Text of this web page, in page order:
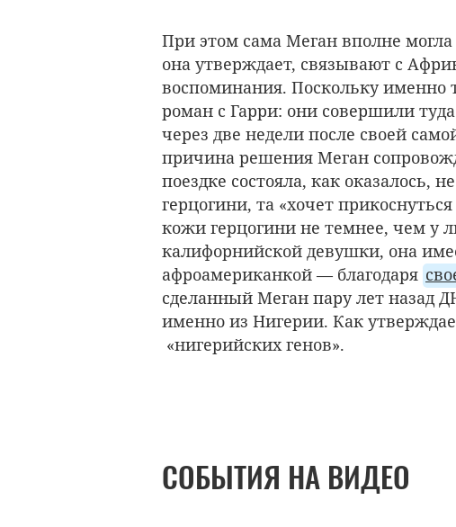
При этом сама Меган вполне
она утверждает, связывают с
воспоминания. Поскольку именно
роман с Гарри: они совершили
через две недели после своей
причина решения Меган
поездке состояла, как оказалось,
герцогини, та «хочет
кожи герцогини не темнее, чем у
калифорнийской девушки, она
афроамериканкой — благодаря
сделанный Меган пару лет назад
именно из Нигерии. Как
«нигерийских генов».
СОБЫТИЯ НА ВИДЕО